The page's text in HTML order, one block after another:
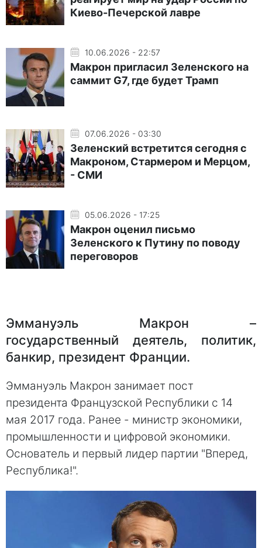
Киево-Печерской лавре
10.06.2026 - 22:57
Макрон пригласил Зеленского на
саммит G7, где будет Трамп
07.06.2026 - 03:30
Зеленский встретится сегодня с
Макроном, Стармером и Мерцом,
- СМИ
05.06.2026 - 17:25
Макрон оценил письмо
Зеленского к Путину по поводу
переговоров
Эммануэль Макрон –
государственный деятель, политик,
банкир, президент Франции.
Эммануэль Макрон занимает пост
президента Французской Республики с 14
мая 2017 года. Ранее - министр экономики,
промышленности и цифровой экономики.
Основатель и первый лидер партии "Вперед,
Республика!".